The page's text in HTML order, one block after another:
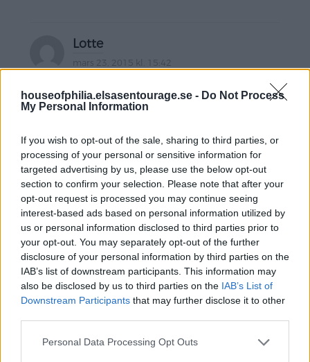
houseofphilia.elsasentourage.se - Do Not Process
My Personal Information
If you wish to opt-out of the sale, sharing to third parties, or
processing of your personal or sensitive information for
targeted advertising by us, please use the below opt-out
section to confirm your selection. Please note that after your
opt-out request is processed you may continue seeing
interest-based ads based on personal information utilized by
us or personal information disclosed to third parties prior to
your opt-out. You may separately opt-out of the further
disclosure of your personal information by third parties on the
IAB’s list of downstream participants. This information may
also be disclosed by us to third parties on the IAB’s List of
Downstream Participants that may further disclose it to other
Personal Data Processing Opt Outs
Lotte
mars 23, 2015 kl. 15:42
Yawama betyder ”It is good”
http://yawamaofsweden.com/yawama_kids/lejon
hennes rum innan hon va född. Hon har vita väggar
och vita möbler – hallå!! I ett barnrum???? Så nu har
jag börjat titta efter färgglada saker till flickebarnet,
det ska ju synas att där bor ett BARN!
Jag signade upp nyhetsbrev o följer på instagram.
http://lotte4.blogspot.se
Svara
lillemor
!t is good betyder det Yawama.